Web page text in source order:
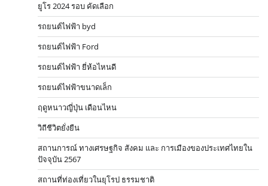
ยูโร 2024 รอบ คัดเลือก
รถยนต์ไฟฟ้า byd
รถยนต์ไฟฟ้า Ford
รถยนต์ไฟฟ้า ยี่ห้อไหนดี
รถยนต์ไฟฟ้าขนาดเล็ก
ฤดูหนาวญี่ปุ่น เดือนไหน
วิถีชีวิตยั่งยืน
สถานการณ์ ทางเศรษฐกิจ สังคม และ การเมืองของประเทศไทยใน
ปัจจุบัน 2567
สถานที่ท่องเที่ยวในยุโรป ธรรมชาติ